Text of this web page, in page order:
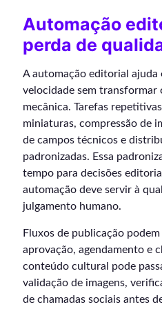
Automação
perda de
A automação editorial ajuda
velocidade sem transformar
mecânica. Tarefas
miniaturas, compressão de
de campos técnicos e
padronizadas. Essa
tempo para decisões
automação deve servir à
julgamento humano.
Fluxos de publicação
aprovação, agendamento e
conteúdo cultural pode
validação de imagens,
de chamadas sociais antes